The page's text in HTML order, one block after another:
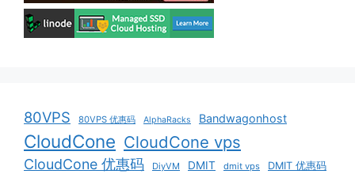
80VPS 80VPS 优惠码 AlphaRacks Bandwagonhost
CloudCone CloudCone vps
CloudCone 优惠码 DiyVM DMIT dmit vps DMIT 优惠码